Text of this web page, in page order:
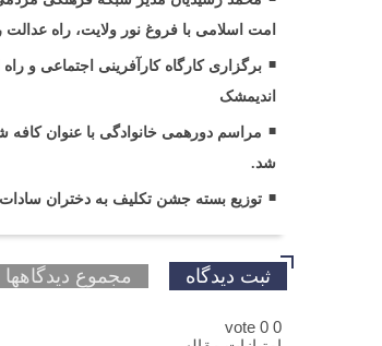
امت اسلامی با فروغ نور ولایت، راه عدالت
برگزاری کارگاه کارآفرینی اجتماعی
اندیمشک
مراسم دورهمی خانوادگی با عنوان
شد.
توزیع بسته جشن تکلیف به دختران
ثبت دیدگاه مجموع دیدگاهها :
0
0
vote